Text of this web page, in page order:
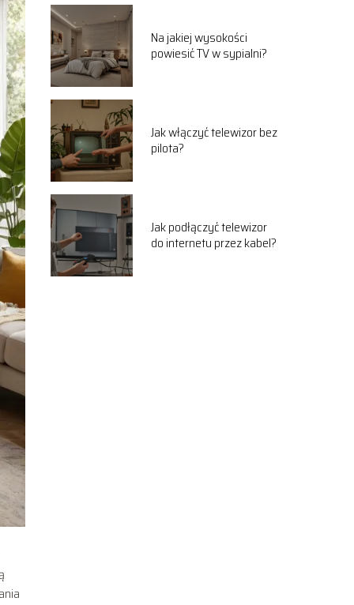
Na jakiej wysokości
powiesić TV w sypialni?
Jak włączyć telewizor bez
pilota?
Jak podłączyć telewizor
do internetu przez kabel?